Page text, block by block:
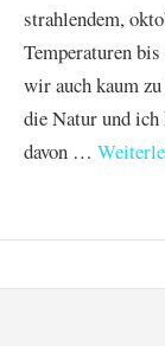
strahlendem,
Temperaturen
wir auch kaum
die Natur und
davon …